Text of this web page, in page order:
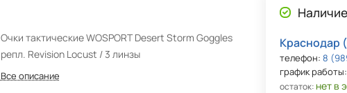
Очки тактические WOSPORT Desert Storm Goggles
репл. Revision Locust / 3 линзы
Все описание
Краснодар
телефон: 8
график
остаток: нет в